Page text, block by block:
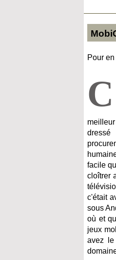
Pour
C
facile
cloîtrer
c'était
sous
où et
jeux
avez